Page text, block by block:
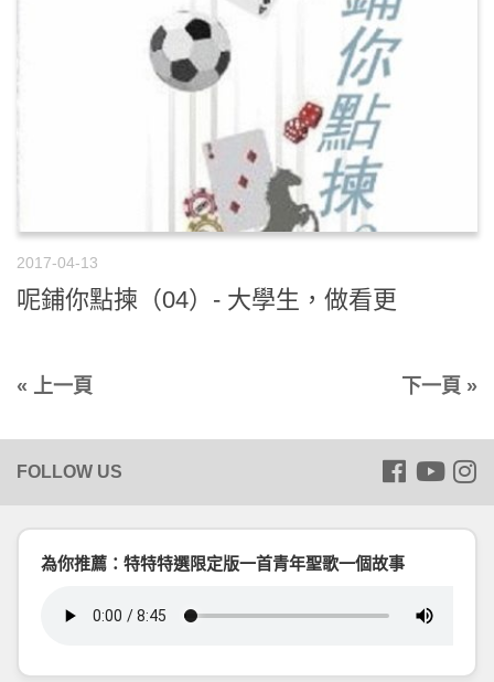
2017-04-13
呢鋪你點揀（04）- 大學生，做看更
« 上一頁 下一頁 »
為你推薦：特特特選限定版一首青年聖歌一個故事